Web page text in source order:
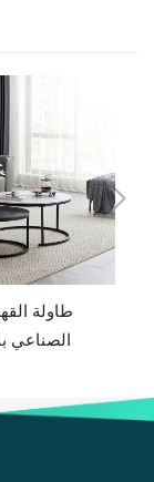
طاولة
الصناعي